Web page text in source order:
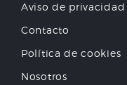
Aviso de privacidad
Contacto
Política de cookies
Nosotros